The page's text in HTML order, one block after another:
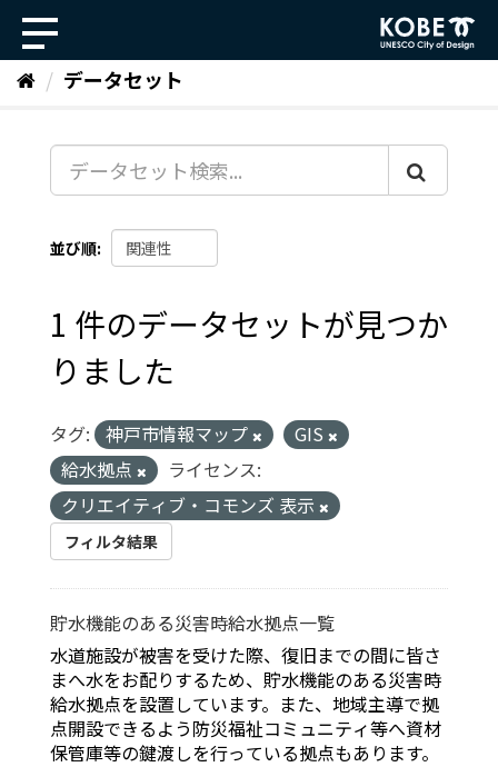
ッ
データセット
並び順
1 件のデータセットが見つか
りました
タグ: 神戸市情報マップ
GIS
給水拠点
ライセンス:
クリエイティブ・コモンズ 表示
フィルタ結果
貯水機能のある災害時給水拠点一覧
水道施設が被害を受けた際、復旧までの間に皆さ
まへ水をお配りするため、貯水機能のある災害時
給水拠点を設置しています。また、地域主導で拠
点開設できるよう防災福祉コミュニティ等へ資材
保管庫等の鍵渡しを行っている拠点もあります。